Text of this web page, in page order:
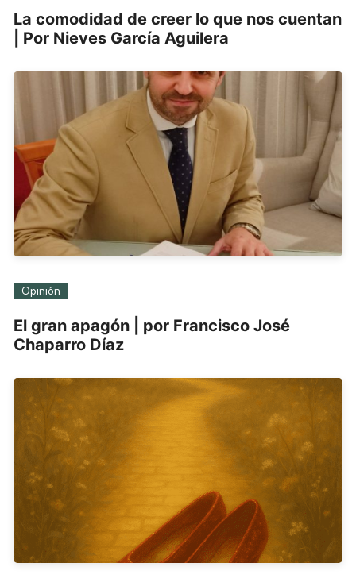
La comodidad de creer lo que nos cuentan
| Por Nieves García Aguilera
Opinión
El gran apagón | por Francisco José
Chaparro Díaz